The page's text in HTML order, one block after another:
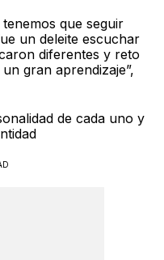
que seguir
un deleite escuchar
diferentes y reto
gran aprendizaje”,
de cada uno y